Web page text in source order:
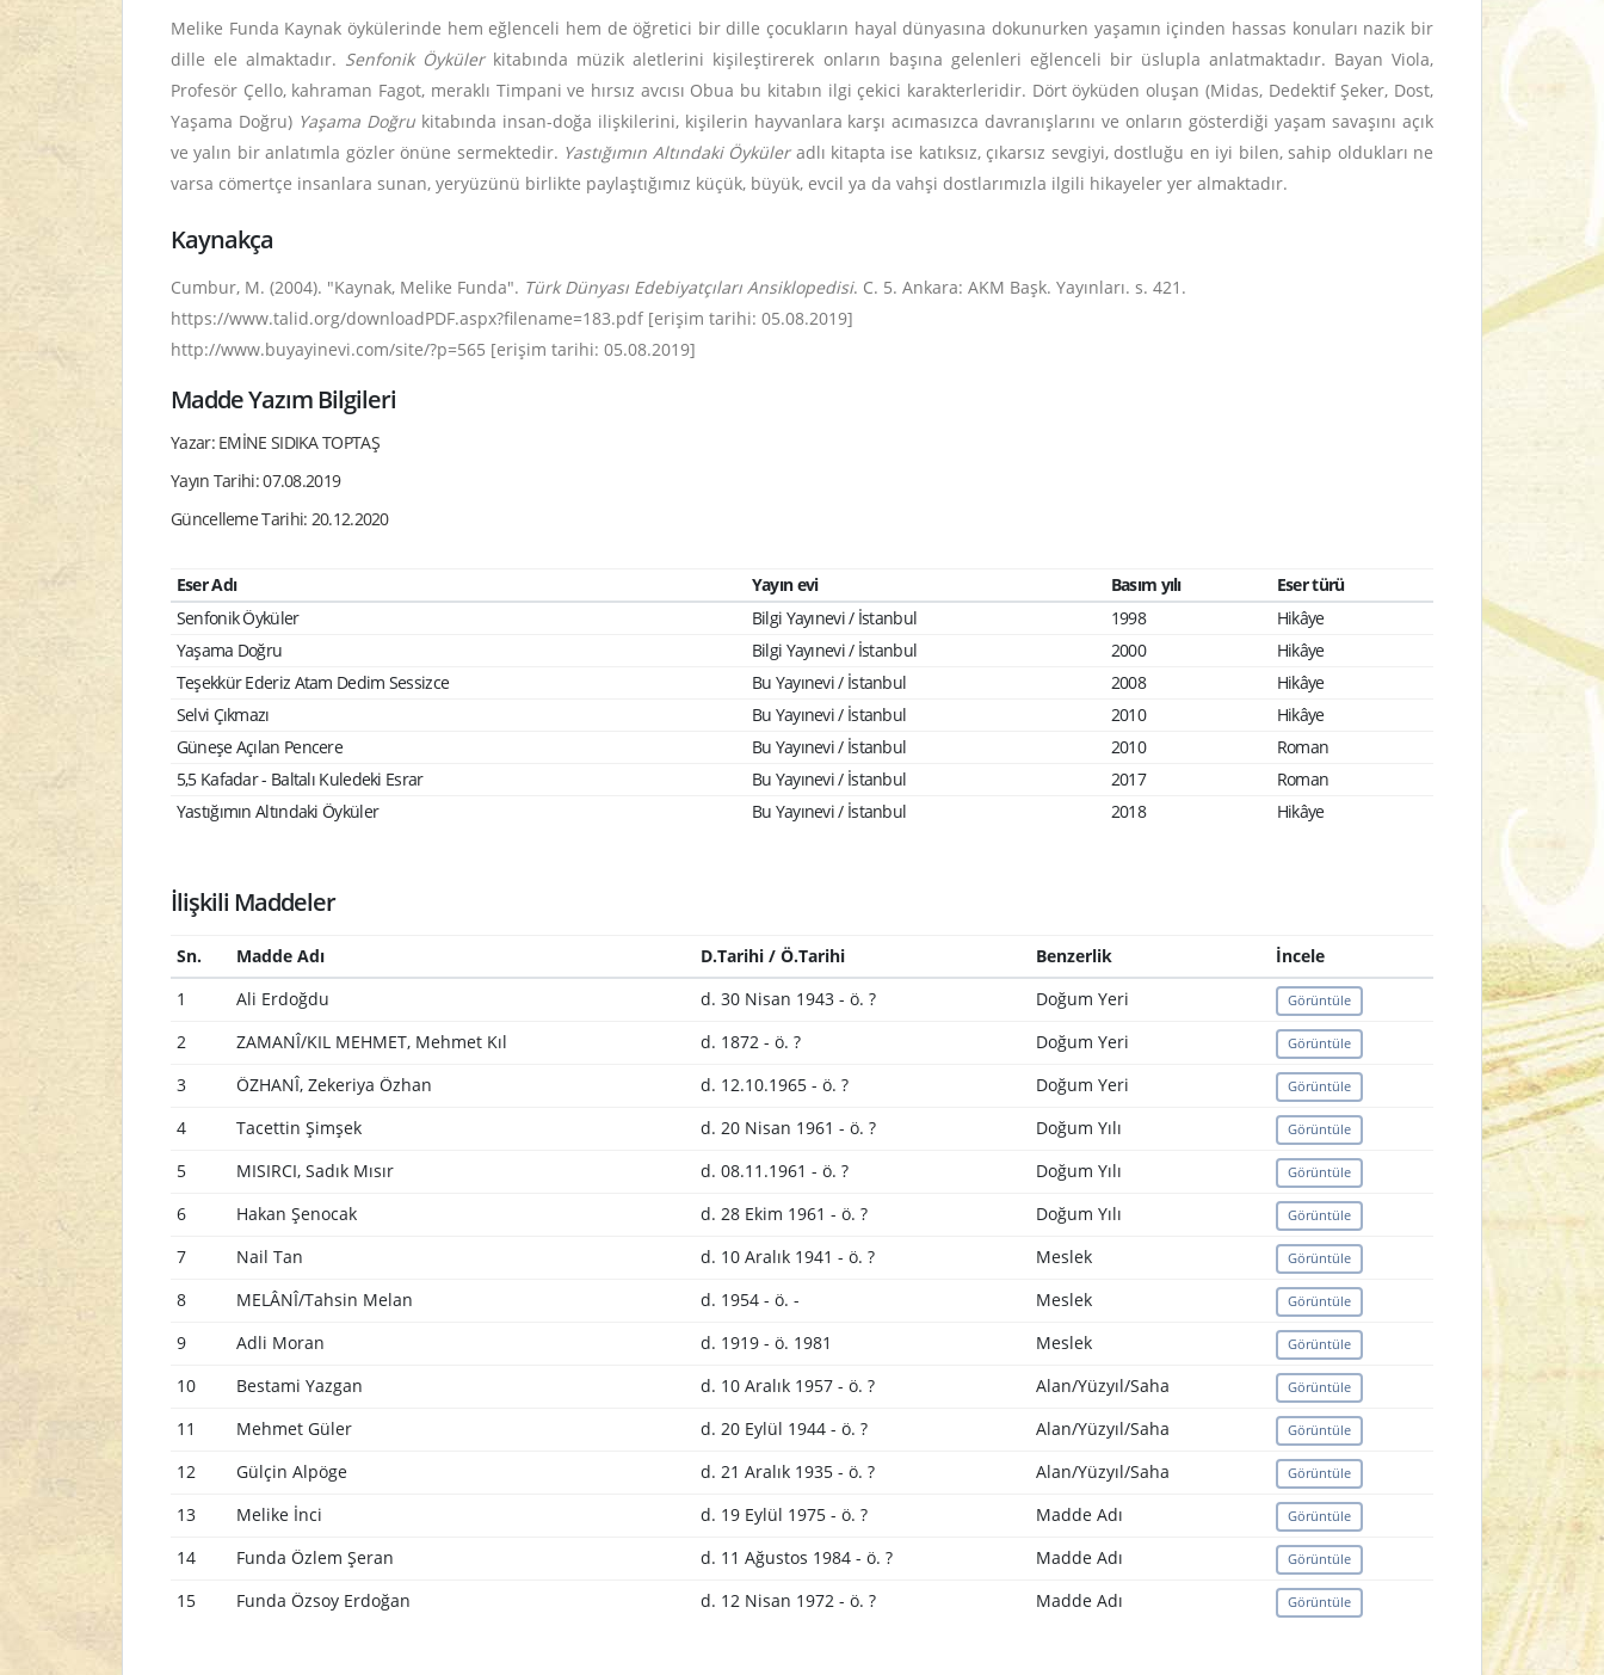
Melike Funda Kaynak öykülerinde hem eğlenceli hem de öğretici bir dille çocukların hayal dünyasına dokunurken yaşamın içinden hassas konuları nazik bir
dille ele almaktadır. Senfonik Öykülerkitabında müzik aletlerini kişileştirerek onların başına gelenleri eğlenceli bir üslupla anlatmaktadır. Bayan Viola,
Profesör Çello, kahraman Fagot, meraklı Timpani ve hırsız avcısı Obua bu kitabın ilgi çekici karakterleridir. Dört öyküden oluşan (Midas, Dedektif Şeker, Dost,
Yaşama Doğru) Yaşama Doğru kitabında insan-doğa ilişkilerini, kişilerin hayvanlara karşı acımasızca davranışlarını ve onların gösterdiği yaşam savaşını açık
ve yalın bir anlatımla gözler önüne sermektedir. Yastığımın Altındaki Öyküleradlı kitapta ise katıksız, çıkarsız sevgiyi, dostluğu en iyi bilen, sahip oldukları ne
varsa cömertçe insanlara sunan, yeryüzünü birlikte paylaştığımız küçük, büyük, evcil ya da vahşi dostlarımızla ilgili hikayeler yer almaktadır.
Kaynakça
Cumbur, M. (2004). "Kaynak, Melike Funda". Türk Dünyası Edebiyatçıları Ansiklopedisi. C. 5. Ankara: AKM Başk. Yayınları. s. 421.
https://www.talid.org/downloadPDF.aspx?filename=183.pdf [erişim tarihi: 05.08.2019]
http://www.buyayinevi.com/site/?p=565 [erişim tarihi: 05.08.2019]
Madde Yazım Bilgileri
Yazar: EMİNE SIDIKA TOPTAŞ
Yayın Tarihi: 07.08.2019
Güncelleme Tarihi: 20.12.2020
Eser Adı Yayın evi Basım yılı
Eser türü
Senfonik Öyküler
Bilgi Yayınevi / İstanbul 1998
Hikâye
Yaşama Doğru
Bilgi Yayınevi / İstanbul 2000
Hikâye
Teşekkür Ederiz Atam Dedim Sessizce
Bu Yayınevi / İstanbul 2008
Hikâye
Selvi Çıkmazı
Bu Yayınevi / İstanbul 2010
Hikâye
Güneşe Açılan Pencere
Bu Yayınevi / İstanbul 2010
Roman
5,5 Kafadar - Baltalı Kuledeki Esrar
Bu Yayınevi / İstanbul 2017
Roman
Yastığımın Altındaki Öyküler
Bu Yayınevi / İstanbul 2018 Hikâye
İlişkili Maddeler
Sn. Madde Adı D.Tarihi / Ö.Tarihi Benzerlik
İncele
1
Ali Erdoğdu d. 30 Nisan 1943 - ö. ? Doğum Yeri Görüntüle
2 ZAMANÎ/KIL MEHMET, Mehmet Kıl d. 1872 - ö. ? Doğum Yeri Görüntüle
3 ÖZHANÎ, Zekeriya Özhan d. 12.10.1965 - ö. ? Doğum Yeri Görüntüle
4 Tacettin Şimşek d. 20 Nisan 1961 - ö. ? Doğum Yılı Görüntüle
5 MISIRCI, Sadık Mısır d. 08.11.1961 - ö. ? Doğum Yılı Görüntüle
6 Hakan Şenocak d. 28 Ekim 1961 - ö. ? Doğum Yılı Görüntüle
7 Nail Tan d. 10 Aralık 1941 - ö. ? Meslek Görüntüle
8 MELÂNÎ/Tahsin Melan d. 1954 - ö. - Meslek Görüntüle
9 Adli Moran d. 1919 - ö. 1981 Meslek Görüntüle
10 Bestami Yazgan d. 10 Aralık 1957 - ö. ? Alan/Yüzyıl/Saha Görüntüle
11 Mehmet Güler d. 20 Eylül 1944 - ö. ? Alan/Yüzyıl/Saha Görüntüle
12 Gülçin Alpöge d. 21 Aralık 1935 - ö. ? Alan/Yüzyıl/Saha Görüntüle
13 Melike İnci d. 19 Eylül 1975 - ö. ? Madde Adı Görüntüle
14 Funda Özlem Şeran d. 11 Ağustos 1984 - ö. ? Madde Adı Görüntüle
15 Funda Özsoy Erdoğan d. 12 Nisan 1972 - ö. ? Madde Adı Görüntüle